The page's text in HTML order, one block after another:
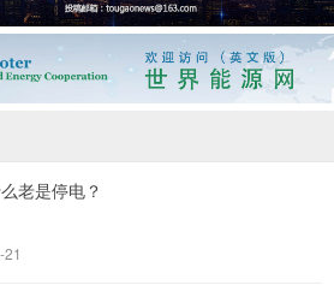
老是停电？